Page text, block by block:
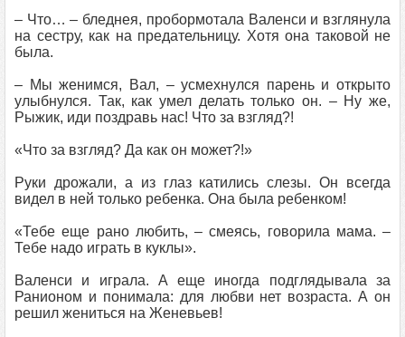
– Что… – бледнея, пробормотала Валенси и взглянула
на сестру, как на предательницу. Хотя она таковой не
была.
– Мы женимся, Вал, – усмехнулся парень и открыто
улыбнулся. Так, как умел делать только он. – Ну же,
Рыжик, иди поздравь нас! Что за взгляд?!
«Что за взгляд? Да как он может?!»
Руки дрожали, а из глаз катились слезы. Он всегда
видел в ней только ребенка. Она была ребенком!
«Тебе еще рано любить, – смеясь, говорила мама. –
Тебе надо играть в куклы».
Валенси и играла. А еще иногда подглядывала за
Ранионом и понимала: для любви нет возраста. А он
решил жениться на Женевьев!